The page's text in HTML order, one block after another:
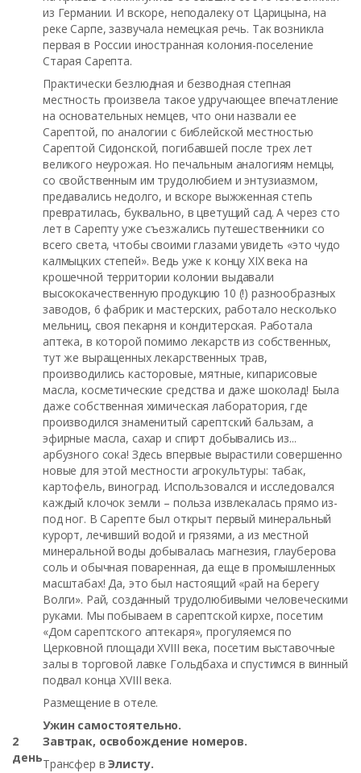
из Германии. И вскоре, неподалеку от Царицына, на
реке Сарпе, зазвучала немецкая речь. Так возникла
первая в России иностранная колония-поселение
Старая Сарепта.
Практически безлюдная и безводная степная
местность произвела такое удручающее впечатление
на основательных немцев, что они назвали ее
Сарептой, по аналогии с библейской местностью
Сарептой Сидонской, погибавшей после трех лет
великого неурожая. Но печальным аналогиям немцы,
со свойственным им трудолюбием и энтузиазмом,
предавались недолго, и вскоре выжженная степь
превратилась, буквально, в цветущий сад. А через сто
лет в Сарепту уже съезжались путешественники со
всего света, чтобы своими глазами увидеть «это чудо
калмыцких степей». Ведь уже к концу XIX века на
крошечной территории колонии выдавали
высококачественную продукцию 10 (!) разнообразных
заводов, 6 фабрик и мастерских, работало несколько
мельниц, своя пекарня и кондитерская. Работала
аптека, в которой помимо лекарств из собственных,
тут же выращенных лекарственных трав,
производились касторовые, мятные, кипарисовые
масла, косметические средства и даже шоколад! Была
даже собственная химическая лаборатория, где
производился знаменитый сарептский бальзам, а
эфирные масла, сахар и спирт добывались из...
арбузного сока! Здесь впервые вырастили совершенно
новые для этой местности агрокультуры: табак,
картофель, виноград. Использовался и исследовался
каждый клочок земли – польза извлекалась прямо из-
под ног. В Сарепте был открыт первый минеральный
курорт, лечивший водой и грязями, а из местной
минеральной воды добывалась магнезия, глауберова
соль и обычная поваренная, да еще в промышленных
масштабах! Да, это был настоящий «рай на берегу
Волги». Рай, созданный трудолюбивыми человеческими
руками. Мы побываем в сарептской кирхе, посетим
«Дом сарептского аптекаря», прогуляемся по
Церковной площади XVIII века, посетим выставочные
залы в торговой лавке Гольдбаха и спустимся в винный
подвал конца XVIII века.
Размещение в отеле.
Ужин самостоятельно.
2
день
Завтрак, освобождение номеров.
Трансфер в Элисту.